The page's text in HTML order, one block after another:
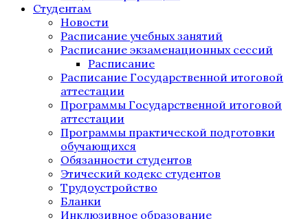
Студентам
Новости
Расписание учебных занятий
Расписание экзаменационных сессий
Расписание
Расписание Государственной итоговой
аттестации
Программы Государственной итоговой
аттестации
Программы практической подготовки
обучающихся
Обязанности студентов
Этический кодекс студентов
Трудоустройство
Бланки
Инклюзивное образование